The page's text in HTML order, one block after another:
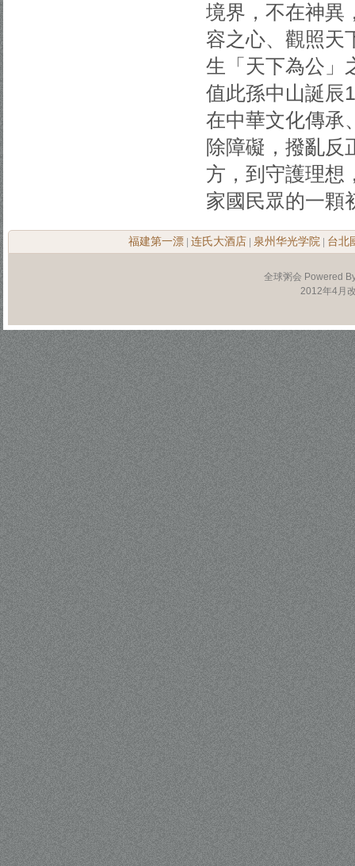
境界，不在神異
容之心、觀照天
生「天下為公」
值此孫中山誕辰
在中華文化傳承
除障礙，撥亂反
方，到守護理想
家國民眾的一顆
福建第一漂 连氏大酒店 泉州华光学院 台北
全球粥会 Powered
2012年4月